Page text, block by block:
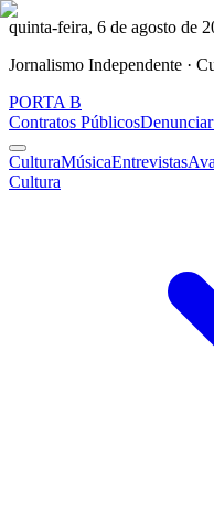
quinta-feira, 6 de agosto de
Jornalismo Independente ·
PORTA B
Contratos PúblicosDenunciar
CulturaMúsicaEntrevistas
Cultura